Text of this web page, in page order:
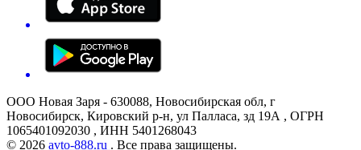
ООО Новая Заря - 630088, Новосибирская обл, г
Новосибирск, Кировский р-н, ул Палласа, зд 19А , ОГРН
1065401092030 , ИНН 5401268043
© 2026 avto-888.ru . Все права защищены.